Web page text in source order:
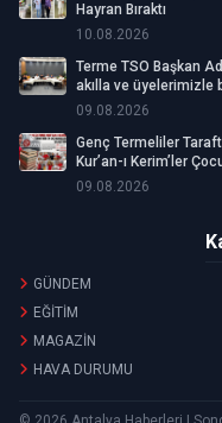
Hayran Bıraktı
10.08.2026
Terme TSO Başkan
akılla ve üyelerimizle
09.08.2026
Genç Termeliler
Kur’an-ı Kerim’ler
09.08.2026
GÜNDEM
EĞİTİM
MAGAZİN
HAVA DURUMU